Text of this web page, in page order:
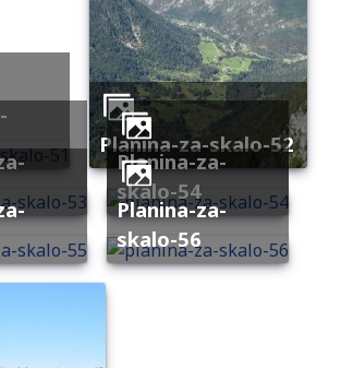
planina-za-skalo-52
planina-za-
skalo-54
planina-za-
skalo-56